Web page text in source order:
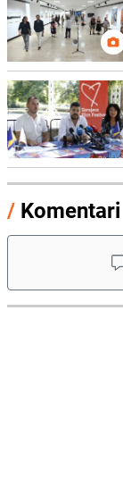
/ Komentari